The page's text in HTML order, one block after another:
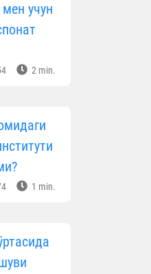
учун
2 min.
1 min.